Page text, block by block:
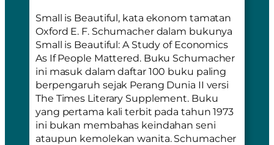
Small is Beautiful, kata ekonom tamatan
Oxford E. F. Schumacher dalam bukunya
Small is Beautiful: A Study of Economics
As If People Mattered. Buku Schumacher
ini masuk dalam daftar 100 buku paling
berpengaruh sejak Perang Dunia II versi
The Times Literary Supplement. Buku
yang pertama kali terbit pada tahun 1973
ini bukan membahas keindahan seni
ataupun kemolekan wanita. Schumacher